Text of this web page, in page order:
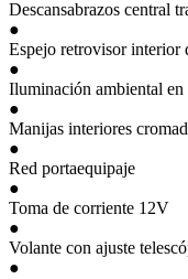
Descansabrazos central
●
Espejo retrovisor interior
●
Iluminación ambiental
●
Manijas interiores
●
Red portaequipaje
●
Toma de corriente 12V
●
Volante con ajuste
●